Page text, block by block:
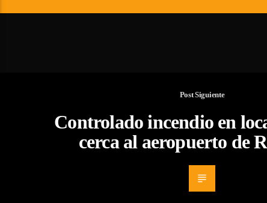
Post Siguiente
Controlado incendio en
cerca al aeropuerto de